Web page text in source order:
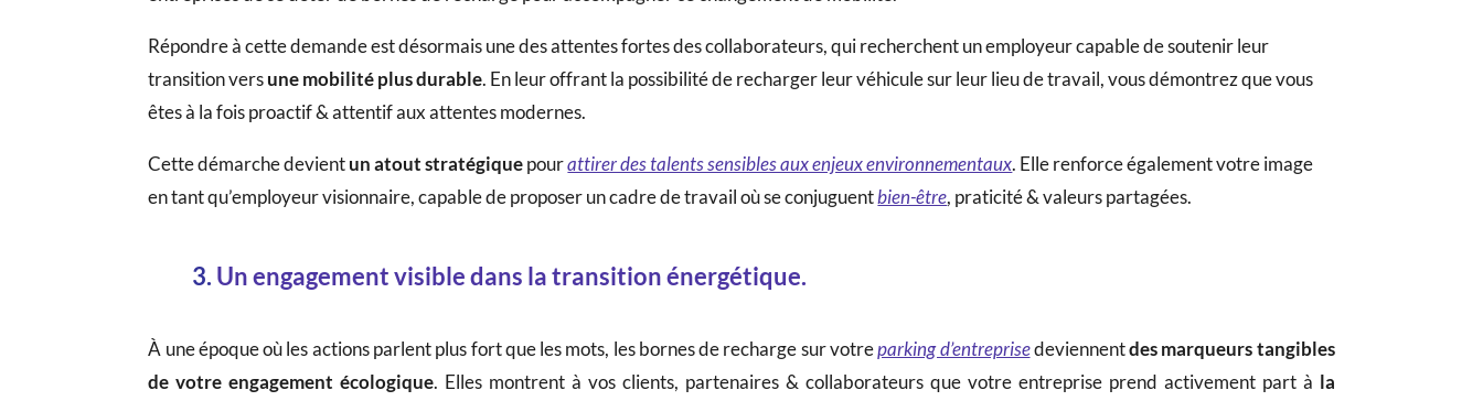
Répondre à cette demande est désormais une des attentes fortes des collaborateurs, qui recherchent un employeur capable de soutenir leur
transition versune mobilité plus durable. En leur offrant la possibilité de recharger leur véhicule sur leur lieu de travail, vous démontrez que vous
êtes à la fois proactif & attentif aux attentes modernes.
Cette démarche devientun atout stratégiquepourattirer des talents sensibles aux enjeux environnementaux. Elle renforce également votre image
en tant qu’employeur visionnaire, capable de proposer un cadre de travail où se conjuguentbien-être, praticité & valeurs partagées.
3. Un engagement visible dans la transition énergétique.
À une époque où les actions parlent plus fort que les mots, les bornes de recharge sur votreparking d’entreprisedeviennentdes marqueurs tangibles
de votre engagement écologique. Elles montrent à vos clients, partenaires & collaborateurs que votre entreprise prend activement part à la